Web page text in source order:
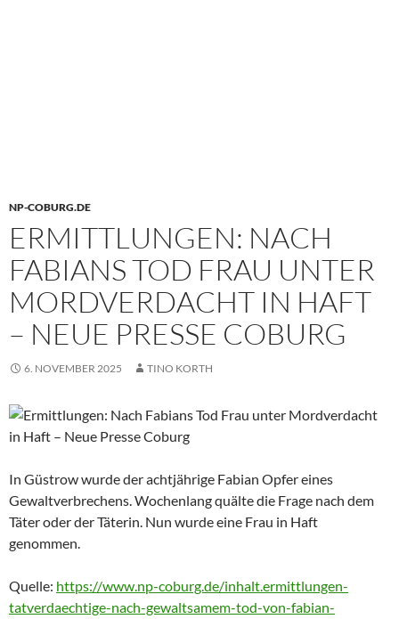
NP-COBURG.DE
ERMITTLUNGEN: NACH
FABIANS TOD FRAU UNTER
MORDVERDACHT IN HAFT
– NEUE PRESSE COBURG
6. NOVEMBER 2025 TINO KORTH
In Güstrow wurde der achtjährige Fabian Opfer eines
Gewaltverbrechens. Wochenlang quälte die Frage nach dem
Täter oder der Täterin. Nun wurde eine Frau in Haft
genommen.
Quelle: https://www.np-coburg.de/inhalt.ermittlungen-
tatverdaechtige-nach-gewaltsamem-tod-von-fabian-